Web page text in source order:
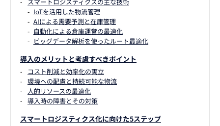
IoTを活用した物流管理
AIによる需要予測と在庫管理
自動化による倉庫運営の最適化
ビッグデータ解析を使ったルート最適化
導入のメリットと考慮すべきポイント
コスト削減と効率化の両立
環境への配慮と持続可能な物流
人的リソースの最適化
導入時の障害とその対策
スマートロジスティクス化に向けた5ステップ